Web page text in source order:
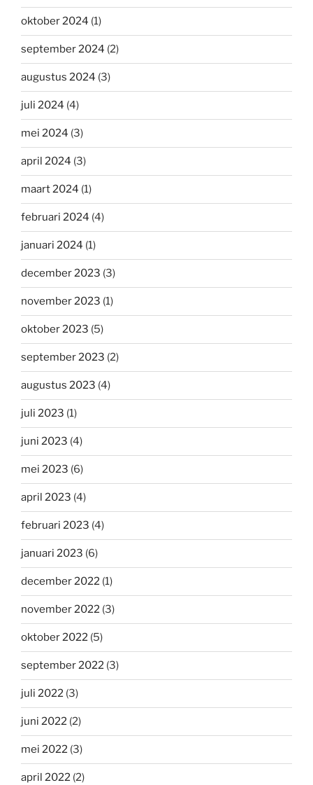
oktober 2024 (1)
september 2024 (2)
augustus 2024 (3)
juli 2024 (4)
mei 2024 (3)
april 2024 (3)
maart 2024 (1)
februari 2024 (4)
januari 2024 (1)
december 2023 (3)
november 2023 (1)
oktober 2023 (5)
september 2023 (2)
augustus 2023 (4)
juli 2023 (1)
juni 2023 (4)
mei 2023 (6)
april 2023 (4)
februari 2023 (4)
januari 2023 (6)
december 2022 (1)
november 2022 (3)
oktober 2022 (5)
september 2022 (3)
juli 2022 (3)
juni 2022 (2)
mei 2022 (3)
april 2022 (2)